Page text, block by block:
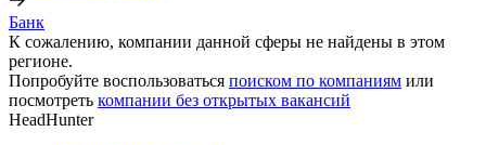
Банк
К сожалению, компании данной сферы не найдены в этом
регионе.
Попробуйте воспользоваться поиском по компаниям или
посмотреть компании без открытых вакансий
HeadHunter